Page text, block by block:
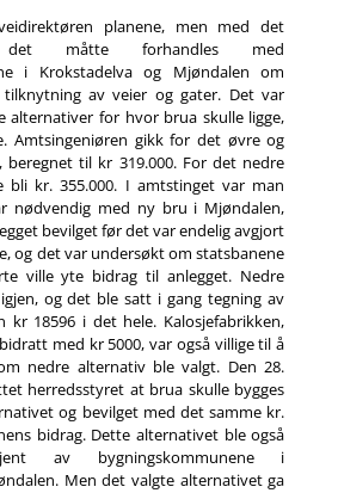
planene, men med det
måtte forhandles med
i Krokstadelva og Mjøndalen om
av veier og gater. Det var
alternativer for hvor brua skulle ligge,
Amtsingeniøren gikk for det øvre og
beregnet til kr 319.000. For det nedre
bli kr. 355.000. I amtstinget var man
nødvendig med ny bru i Mjøndalen,
bevilget før det var endelig avgjort
og det var undersøkt om statsbanene
ville yte bidrag til anlegget. Nedre
og det ble satt i gang tegning av
kr 18596 i det hele. Kalosjefabrikken,
med kr 5000, var også villige til å
nedre alternativ ble valgt. Den 28.
herredsstyret at brua skulle bygges
og bevilget med det samme kr.
bidrag. Dette alternativet ble også
av bygningskommunene i
Men det valgte alternativet ga